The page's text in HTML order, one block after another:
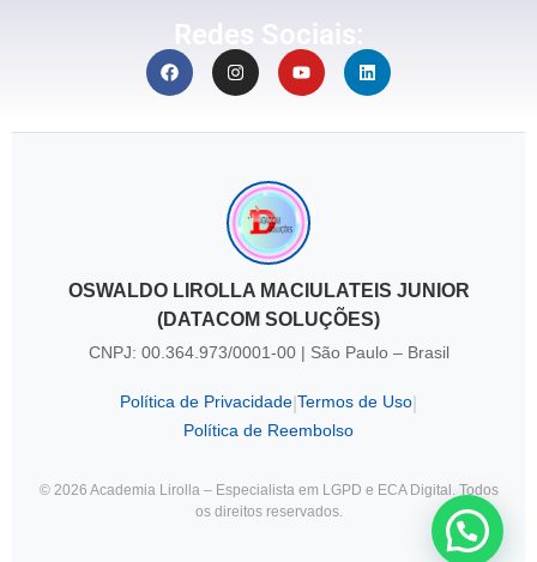
Redes Sociais:
OSWALDO LIROLLA MACIULATEIS JUNIOR
(DATACOM SOLUÇÕES)
CNPJ: 00.364.973/0001-00 | São Paulo – Brasil
Política de Privacidade Termos de Uso
Política de Reembolso
© 2026 Academia Lirolla – Especialista em LGPD e ECA Digital. Todos
os direitos reservados.